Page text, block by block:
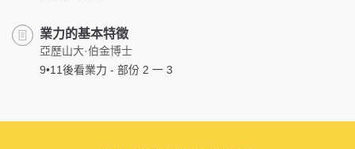
業力的基本特徵
亞歷山大·伯金博士
9•11後看業力 - 部份 2 一 3